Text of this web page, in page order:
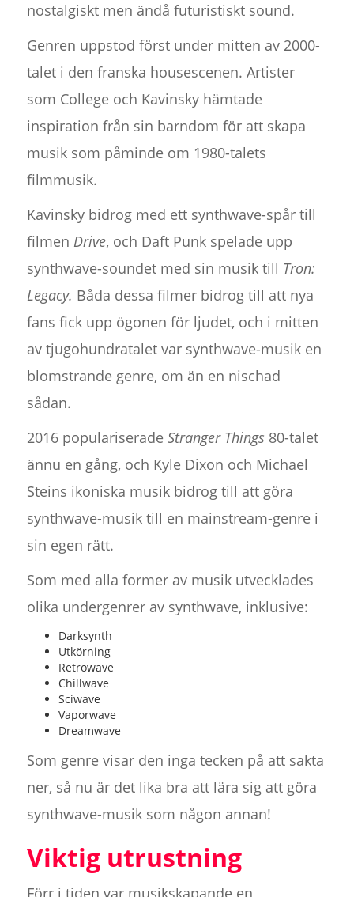
nostalgiskt men ändå futuristiskt sound.
Genren uppstod först under mitten av 2000-
talet i den franska housescenen. Artister
som College och Kavinsky hämtade
inspiration från sin barndom för att skapa
musik som påminde om 1980-talets
filmmusik.
Kavinsky bidrog med ett synthwave-spår till
filmen Drive, och Daft Punk spelade upp
synthwave-soundet med sin musik till Tron:
Legacy. Båda dessa filmer bidrog till att nya
fans fick upp ögonen för ljudet, och i mitten
av tjugohundratalet var synthwave-musik en
blomstrande genre, om än en nischad
sådan.
2016 populariserade Stranger Things 80-talet
ännu en gång, och Kyle Dixon och Michael
Steins ikoniska musik bidrog till att göra
synthwave-musik till en mainstream-genre i
sin egen rätt.
Som med alla former av musik utvecklades
olika undergenrer av synthwave, inklusive:
Darksynth
Utkörning
Retrowave
Chillwave
Sciwave
Vaporwave
Dreamwave
Som genre visar den inga tecken på att sakta
ner, så nu är det lika bra att lära sig att göra
synthwave-musik som någon annan!
Viktig utrustning